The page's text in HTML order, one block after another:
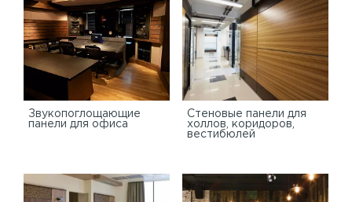
Звукопоглощающие
панели для офиса
Стеновые панели для
холлов, коридоров,
вестибюлей